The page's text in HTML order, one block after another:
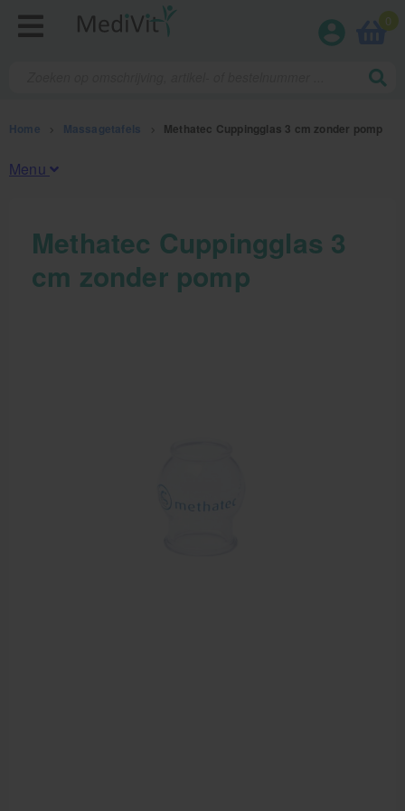
0
Home Massagetafels Methatec Cuppingglas 3 cm zonder pomp
Menu
Fysiotherapieproducten
Verbruiksmaterialen
Methatec Cuppingglas 3
cm zonder pomp